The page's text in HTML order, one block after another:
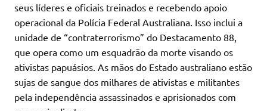
seus líderes e oficiais treinados e recebendo apoio
operacional da Polícia Federal Australiana. Isso inclui a
unidade de “contraterrorismo” do Destacamento 88,
que opera como um esquadrão da morte visando os
ativistas papuásios. As mãos do Estado australiano estão
sujas de sangue dos milhares de ativistas e militantes
pela independência assassinados e aprisionados com